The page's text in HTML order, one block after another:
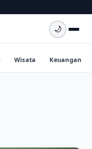
🌙
Wisata Keuangan